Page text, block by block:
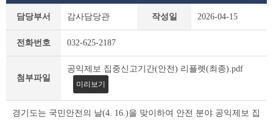
세
이
담당부서 감사담당관 작성일 2026-04-15
전화번호 032-625-2187
첨부파일
공익제보 집중신고기간(안전) 리플렛(최종).pdf
미리보기
경기도는 국민안전의 날(4. 16.)을 맞이하여 안전 분야 공익제보 집